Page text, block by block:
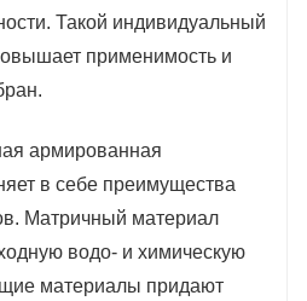
Такой индивидуальный
применимость и
армированная
в себе преимущества
Матричный материал
водо- и химическую
материалы придают